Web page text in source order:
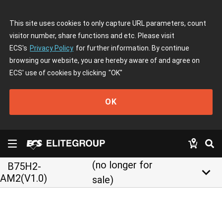
This site uses cookies to only capture URL parameters, count
visitor number, share functions and etc. Please visit
ECS's Privacy Policy for further information. By continue
browsing our website, you are hereby aware of and agree on
ECS' use of cookies by clicking "OK"
OK
B75H2-
AM2(V1.0)
(no longer for
sale)
keyboard_arrow_down